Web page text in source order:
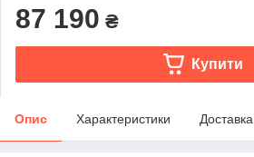
87 190 ₴
Купити
Опис Характеристики Доставка